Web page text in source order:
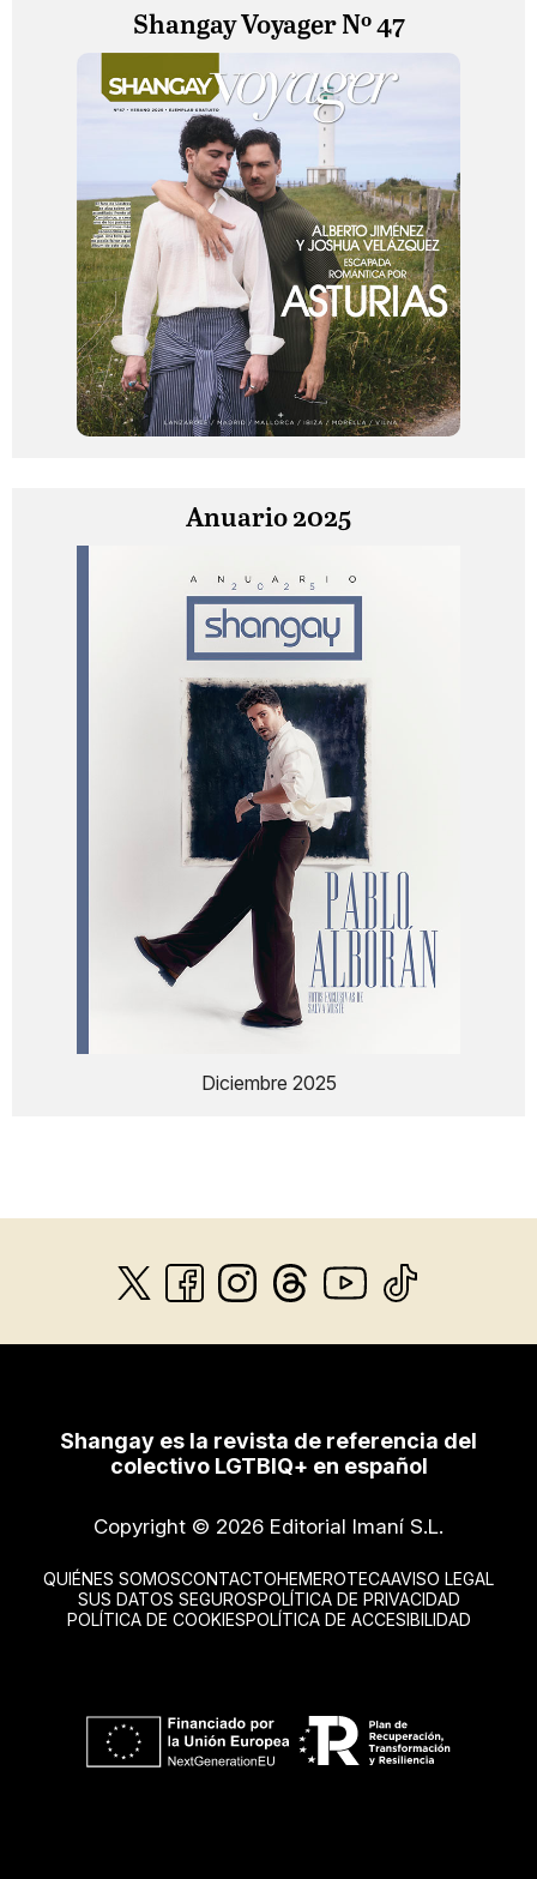
Shangay Voyager Nº 47
Anuario 2025
Diciembre 2025
Shangay es la revista de referencia del
colectivo LGTBIQ+ en español
Copyright © 2026 Editorial Imaní S.L.
QUIÉNES SOMOSCONTACTOHEMEROTECAAVISO LEGAL
SUS DATOS SEGUROSPOLÍTICA DE PRIVACIDAD
POLÍTICA DE COOKIESPOLÍTICA DE ACCESIBILIDAD